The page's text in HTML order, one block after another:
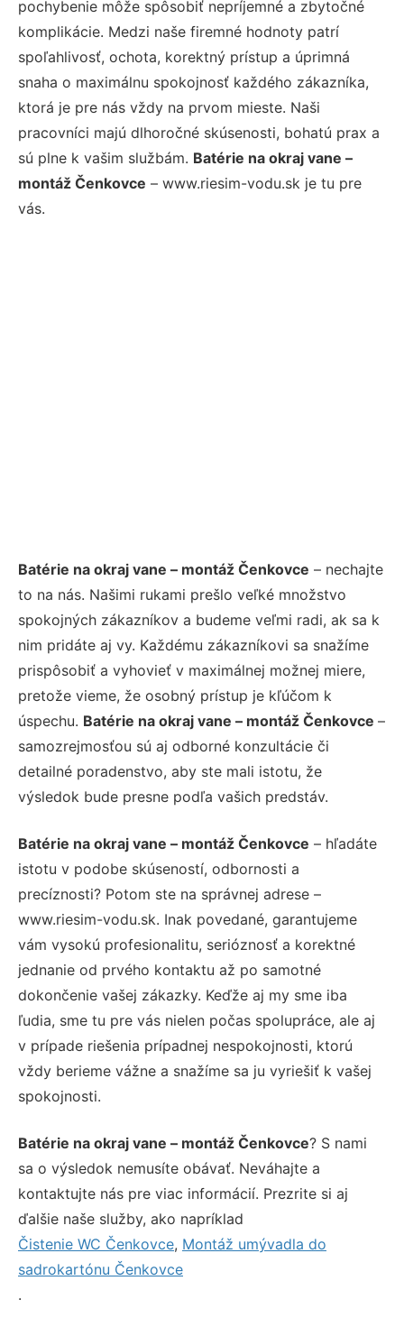
pochybenie môže spôsobiť nepríjemné a zbytočné
komplikácie. Medzi naše firemné hodnoty patrí
spoľahlivosť, ochota, korektný prístup a úprimná
snaha o maximálnu spokojnosť každého zákazníka,
ktorá je pre nás vždy na prvom mieste. Naši
pracovníci majú dlhoročné skúsenosti, bohatú prax a
sú plne k vašim službám. Batérie na okraj vane –
montáž Čenkovce – www.riesim-vodu.sk je tu pre
vás.
Batérie na okraj vane – montáž Čenkovce – nechajte
to na nás. Našimi rukami prešlo veľké množstvo
spokojných zákazníkov a budeme veľmi radi, ak sa k
nim pridáte aj vy. Každému zákazníkovi sa snažíme
prispôsobiť a vyhovieť v maximálnej možnej miere,
pretože vieme, že osobný prístup je kľúčom k
úspechu. Batérie na okraj vane – montáž Čenkovce –
samozrejmosťou sú aj odborné konzultácie či
detailné poradenstvo, aby ste mali istotu, že
výsledok bude presne podľa vašich predstáv.
Batérie na okraj vane – montáž Čenkovce – hľadáte
istotu v podobe skúseností, odbornosti a
precíznosti? Potom ste na správnej adrese –
www.riesim-vodu.sk. Inak povedané, garantujeme
vám vysokú profesionalitu, serióznosť a korektné
jednanie od prvého kontaktu až po samotné
dokončenie vašej zákazky. Keďže aj my sme iba
ľudia, sme tu pre vás nielen počas spolupráce, ale aj
v prípade riešenia prípadnej nespokojnosti, ktorú
vždy berieme vážne a snažíme sa ju vyriešiť k vašej
spokojnosti.
Batérie na okraj vane – montáž Čenkovce? S nami
sa o výsledok nemusíte obávať. Neváhajte a
kontaktujte nás pre viac informácií. Prezrite si aj
ďalšie naše služby, ako napríklad
Čistenie WC Čenkovce, Montáž umývadla do
sadrokartónu Čenkovce
.